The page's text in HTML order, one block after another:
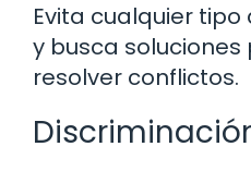
Evita cualquier
y busca
resolver conflictos.